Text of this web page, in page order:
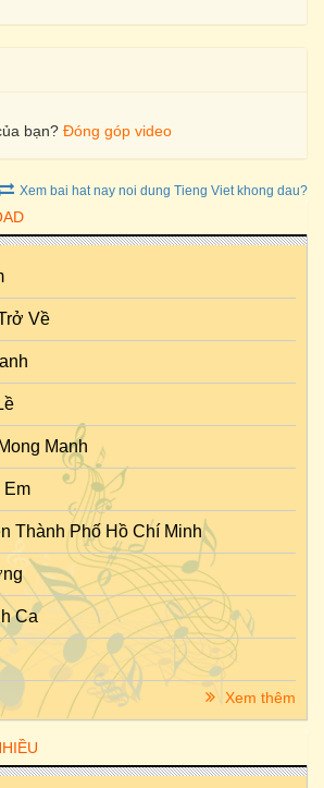
bạn? Đóng góp video
Xem bai hat nay noi dung Tieng Viet khong dau?
Về
Manh
Em
Thành Phố Hồ Chí Minh
Ca
Xem thêm